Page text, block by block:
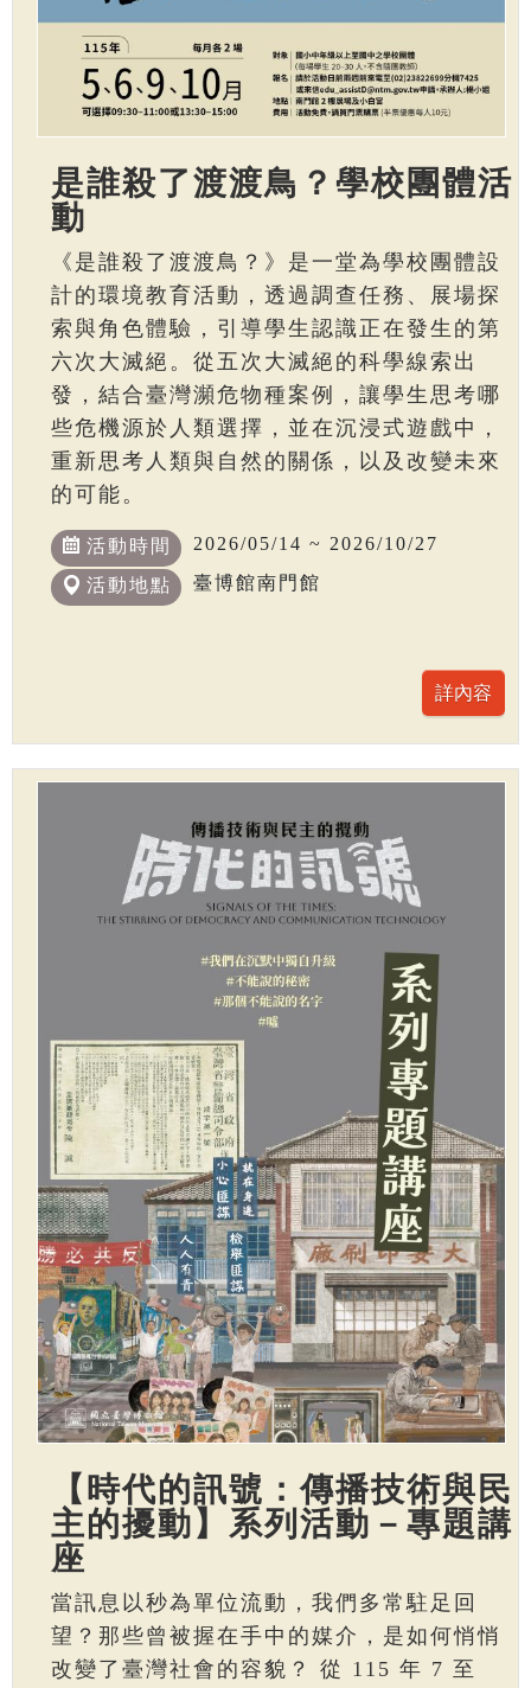
是誰殺了渡渡鳥？學校團體活
動
《是誰殺了渡渡鳥？》是一堂為學校團體設
計的環境教育活動，透過調查任務、展場探
索與角色體驗，引導學生認識正在發生的第
六次大滅絕。從五次大滅絕的科學線索出
發，結合臺灣瀕危物種案例，讓學生思考哪
些危機源於人類選擇，並在沉浸式遊戲中，
重新思考人類與自然的關係，以及改變未來
的可能。
活動時間 2026/05/14 ~ 2026/10/27
活動地點 臺博館南門館
【時代的訊號：傳播技術與民
主的擾動】系列活動－專題講
座
當訊息以秒為單位流動，我們多常駐足回
望？那些曾被握在手中的媒介，是如何悄悄
改變了臺灣社會的容貌？ 從 115 年 7 至